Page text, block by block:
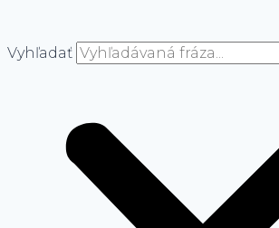
Vyhľadať